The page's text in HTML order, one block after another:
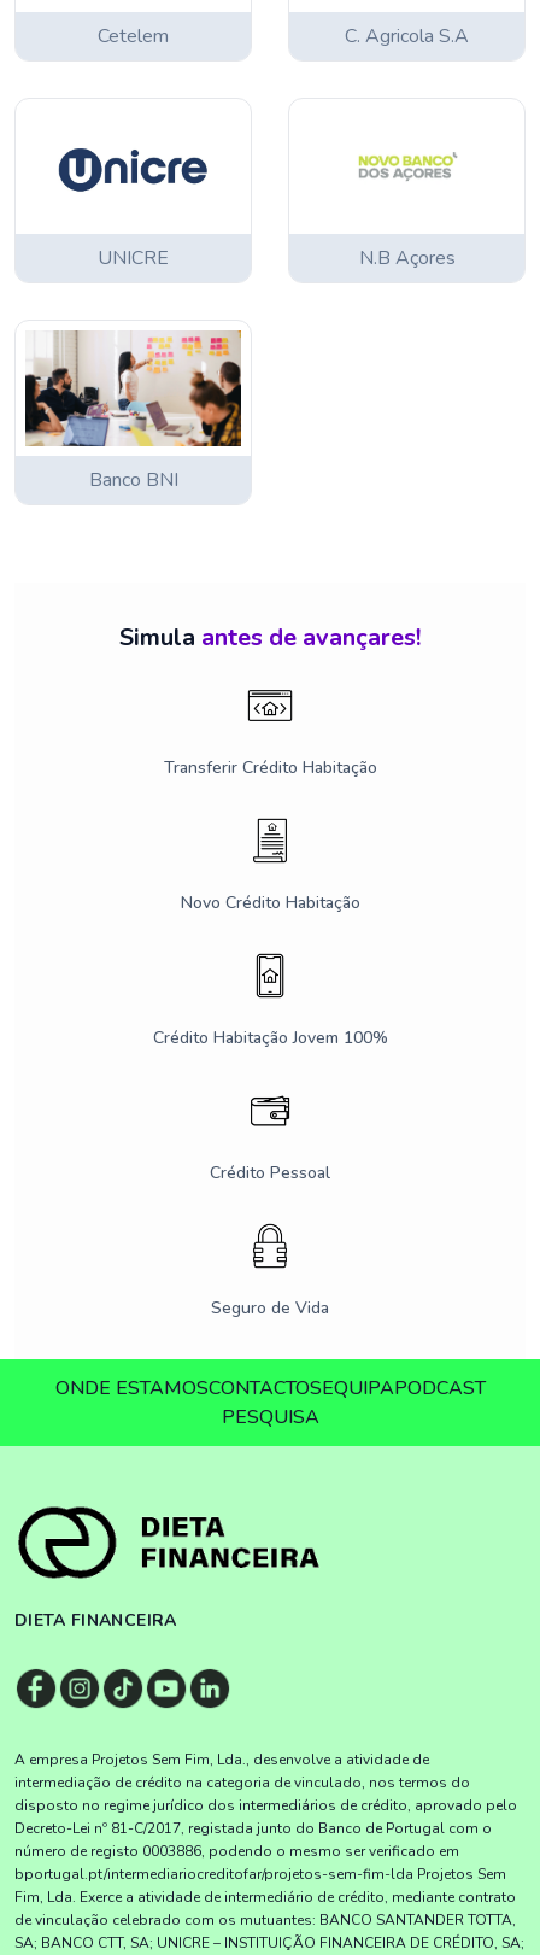
Cetelem C. Agricola S.A
UNICRE N.B Açores
Banco BNI
Simula antes de avançares!
Transferir Crédito Habitação
Novo Crédito Habitação
Crédito Habitação Jovem 100%
Crédito Pessoal
Seguro de Vida
ONDE ESTAMOSCONTACTOSEQUIPAPODCAST
PESQUISA
DIETA FINANCEIRA
A empresa Projetos Sem Fim, Lda., desenvolve a atividade de
intermediação de crédito na categoria de vinculado, nos termos do
disposto no regime jurídico dos intermediários de crédito, aprovado pelo
Decreto-Lei nº 81-C/2017, registada junto do Banco de Portugal com o
número de registo 0003886, podendo o mesmo ser verificado em
bportugal.pt/intermediariocreditofar/projetos-sem-fim-lda Projetos Sem
Fim, Lda. Exerce a atividade de intermediário de crédito, mediante contrato
de vinculação celebrado com os mutuantes: BANCO SANTANDER TOTTA,
SA; BANCO CTT, SA; UNICRE – INSTITUIÇÃO FINANCEIRA DE CRÉDITO, SA;